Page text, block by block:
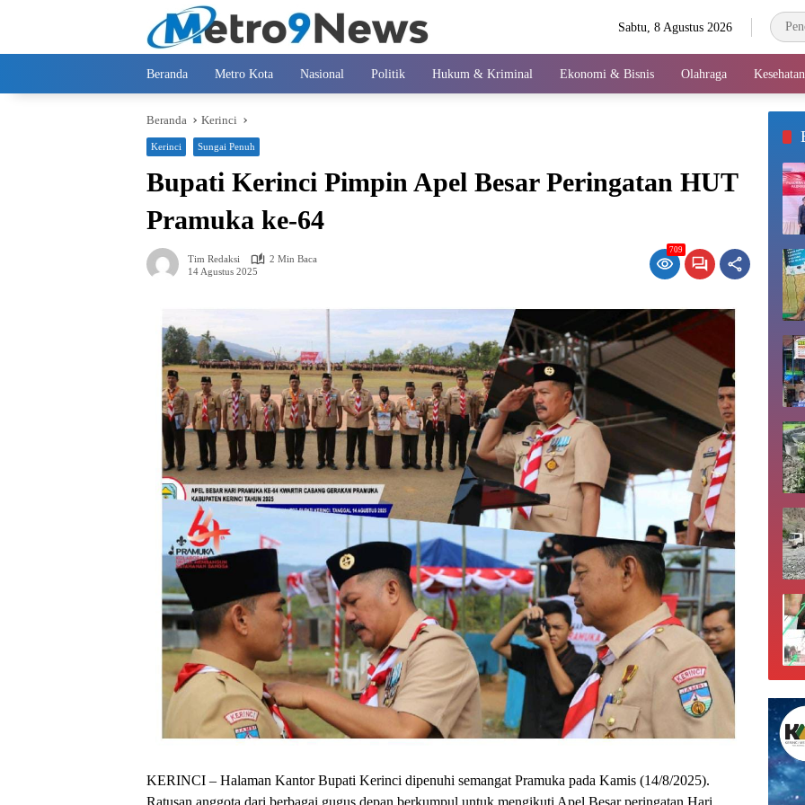
Sabtu, 8 Agustus 2026
Beranda Metro Kota Nasional Politik Hukum & Kriminal Ekonomi & Bisnis Olahraga Kesehatan
Beranda Kerinci
Kerinci Sungai Penuh
Bupati Kerinci Pimpin Apel Besar Peringatan HUT
Pramuka ke-64
Tim Redaksi
2 Min Baca
14 Agustus 2025
709
KERINCI – Halaman Kantor Bupati Kerinci dipenuhi semangat Pramuka pada Kamis (14/8/2025).